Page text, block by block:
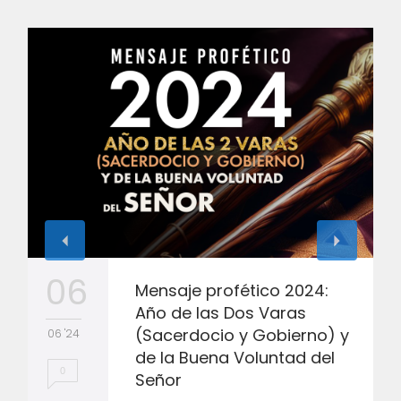
06
06 '24
0
Mensaje profético 2024:
Año de las Dos Varas
(Sacerdocio y Gobierno) y
de la Buena Voluntad del
Señor